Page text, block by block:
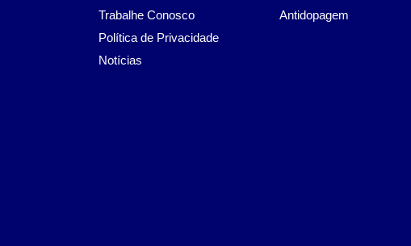
Trabalhe Conosco
Política de Privacidade
Notícias
Antidopagem